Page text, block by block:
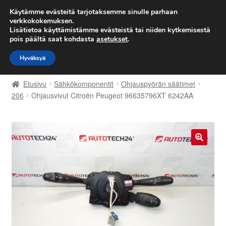
TOIMITUS alkaen 7 EUR
Siirry
navigointiin
Siirry
sisältöön
Etusivu
Kärry
Maailmanlaajuinen toimitus
Etusivu Sähkökomponentit
Ohjauspyörän säätimet
206
Ohjausvivut Citroën Peugeot 96635796XT 6242AA
Käytämme evästeitä tarjotaksemme sinulle parhaan
verkkokokemuksen.
Lisätietoa käyttämistämme evästeistä tai niiden kytkemisestä
pois päältä saat kohdasta asetukset.
Hyväksyä